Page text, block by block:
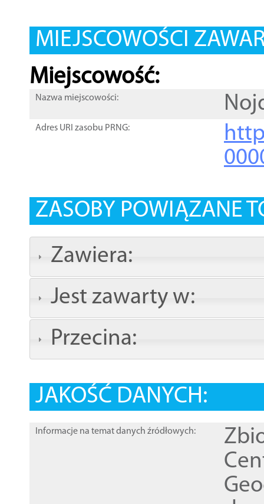
MIEJSCOWOŚCI
Miejscowość:
Nazwa miejscowości:
Adres URI zasobu PRNG:
ZASOBY POWIĄZANE
Zawiera:
Jest zawarty w:
Przecina:
JAKOŚĆ DANYCH:
Informacje na temat danych źródłowych: